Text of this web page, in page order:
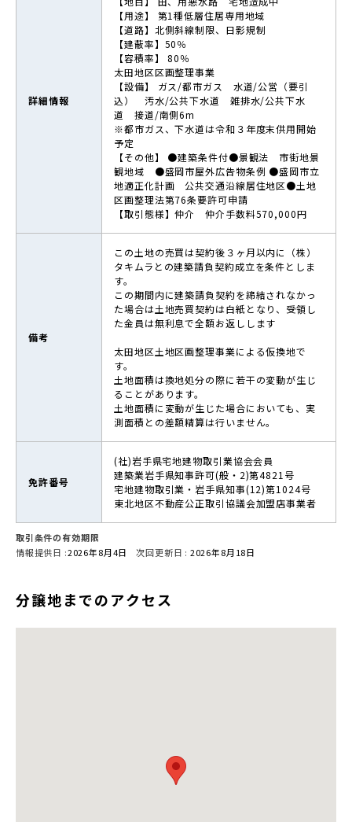
詳細情報
【用途】 第1種低層住居専用地域
【道路】北側斜線制限、日影規制
【建蔽率】50％
【容積率】 80％
太田地区区画整理事業
【設備】 ガス/都市ガス 水道/公営（要引
込） 汚水/公共下水道 雑排水/公共下水
道 接道/南側6m
※都市ガス、下水道は令和３年度末供用開始
予定
【その他】 ●建築条件付●景観法 市街地景
観地域 ●盛岡市屋外広告物条例 ●盛岡市立
地適正化計画 公共交通沿線居住地区●土地
区画整理法第76条要許可申請
【取引態様】仲介 仲介手数料570,000円
備考
この土地の売買は契約後３ヶ月以内に（株）
タキムラとの建築請負契約成立を条件としま
す。
この期間内に建築請負契約を締結されなかっ
た場合は土地売買契約は白紙となり、受領し
た金員は無利息で全額お返しします
太田地区土地区画整理事業による仮換地で
す。
土地面積は換地処分の際に若干の変動が生じ
ることがあります。
土地面積に変動が生じた場合においても、実
測面積との差額精算は行いません。
免許番号
(社)岩手県宅地建物取引業協会会員
建築業岩手県知事許可(般・2)第4821号
宅地建物取引業・岩手県知事(12)第1024号
東北地区不動産公正取引協議会加盟店事業者
取引条件の有効期限
情報提供日 :2026年8月4日 次回更新日 : 2026年8月18日
分譲地までのアクセス